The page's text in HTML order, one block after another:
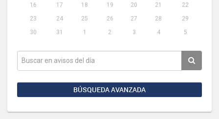
16
17 18 19 20 21
22
23
24 25 26 27 28
29
30
31 1 2 3 4 5
BÚSQUEDA AVANZADA